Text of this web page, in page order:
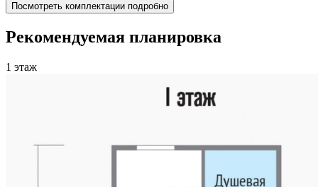
Посмотреть комплектации подробно
Рекомендуемая планировка
1 этаж